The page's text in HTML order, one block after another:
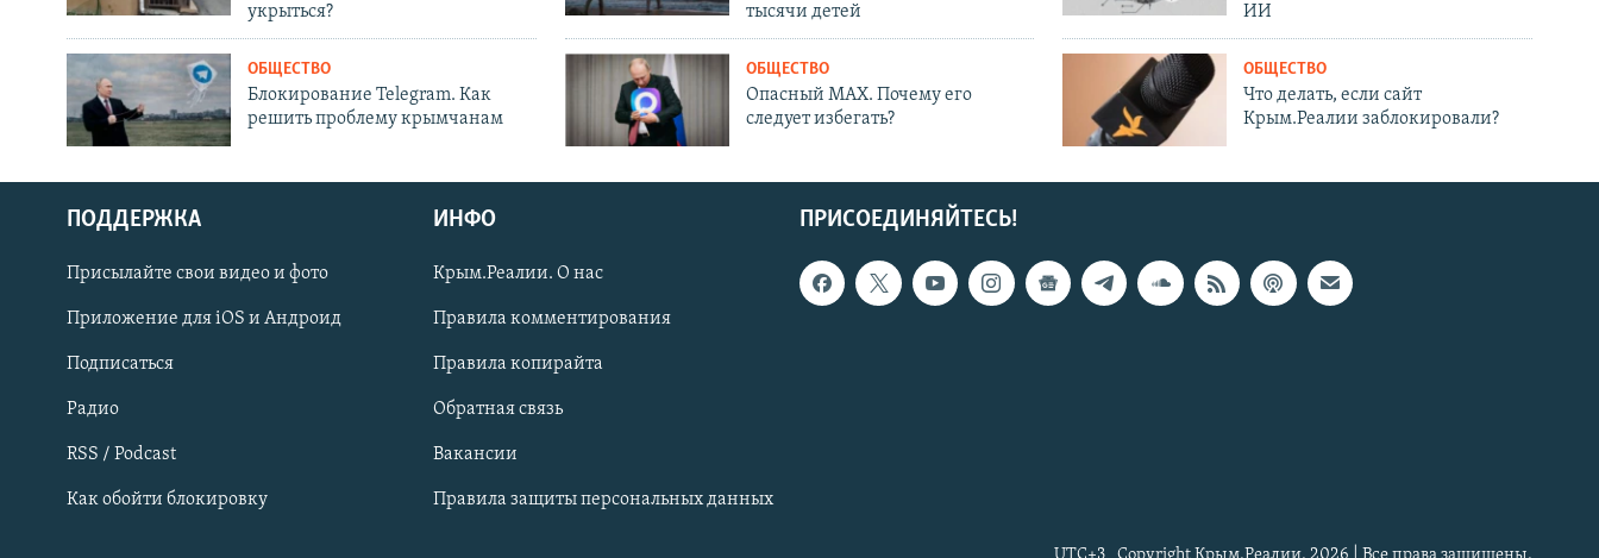
Українською
Qırımtatar
ПРИСОЕДИНЯЙТЕСЬ!
укрыться?
тысячи детей
ИИ
ОБЩЕСТВО
Блокирование Telegram. Как
решить проблему крымчанам
ОБЩЕСТВО
Опасный MAX. Почему его
следует избегать?
ОБЩЕСТВО
Что делать, если сайт
Крым.Реалии заблокировали?
ПРИСОЕДИНЯЙТЕСЬ!
ПОДДЕРЖКА
Присылайте свои видео и фото
Приложение для iOS и Андроид
Подписаться
Радио
RSS / Podcast
Как обойти блокировку
ИНФО
Крым.Реалии. О нас
Правила комментирования
Правила копирайта
Обратная связь
Вакансии
Правила защиты персональных данных